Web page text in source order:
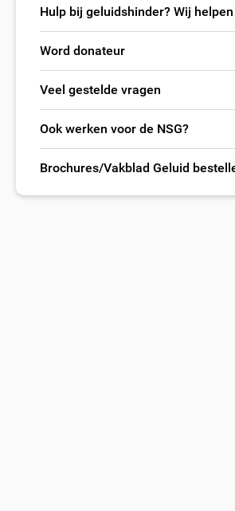
Hulp bij geluidshinder? Wij
Word donateur
Veel gestelde vragen
Ook werken voor de NSG?
Brochures/Vakblad Geluid